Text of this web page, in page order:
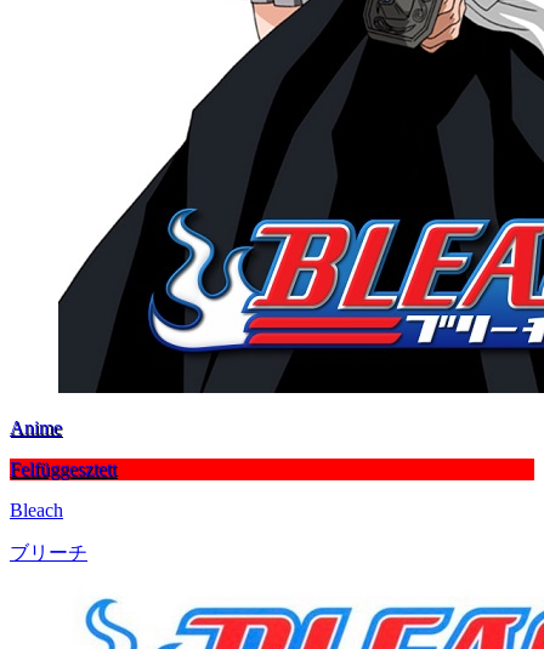
Anime
Felfüggesztett
Bleach
ブリーチ